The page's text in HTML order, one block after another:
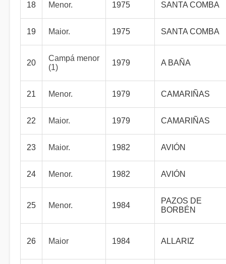
18 Menor. 1975 SANTA COMBA
19 Maior. 1975 SANTA COMBA
20
Campá menor
(1)
1979 A BAÑA
21 Menor. 1979 CAMARIÑAS
22 Maior. 1979 CAMARIÑAS
23 Maior. 1982 AVIÓN
24 Menor. 1982 AVIÓN
25 Menor. 1984
PAZOS DE
BORBÉN
26 Maior 1984 ALLARIZ